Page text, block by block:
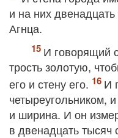
и на них
Агнца.
И говорящий
трость золотую,
его и стену его.
И
четыреугольником,
и ширина. И он
в двенадцать